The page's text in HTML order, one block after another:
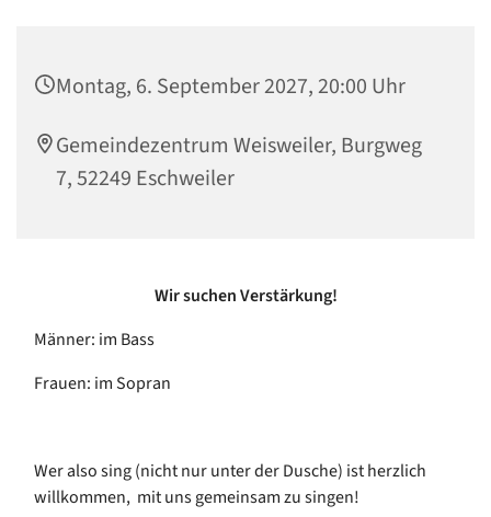
Montag, 6. September 2027, 20:00 Uhr
Gemeindezentrum Weisweiler, Burgweg
7, 52249 Eschweiler
Wir suchen Verstärkung!
Männer: im Bass
Frauen: im Sopran
Wer also sing (nicht nur unter der Dusche) ist herzlich
willkommen, mit uns gemeinsam zu singen!